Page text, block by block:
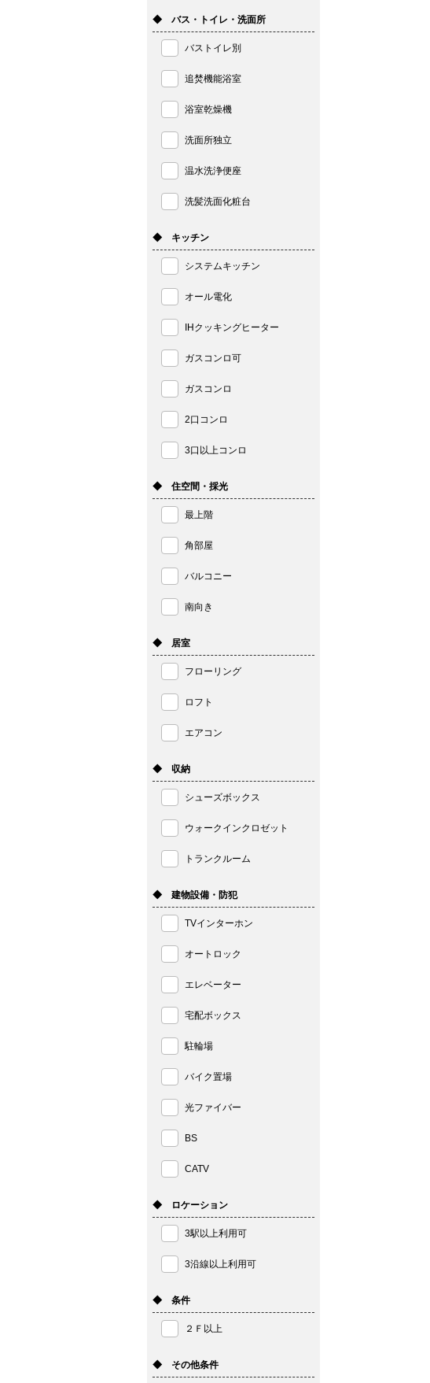
◆ バス・トイレ・洗面所
バストイレ別
追焚機能浴室
浴室乾燥機
洗面所独立
温水洗浄便座
洗髪洗面化粧台
◆ キッチン
システムキッチン
オール電化
IHクッキングヒーター
ガスコンロ可
ガスコンロ
2口コンロ
3口以上コンロ
◆ 住空間・採光
最上階
角部屋
バルコニー
南向き
◆ 居室
フローリング
ロフト
エアコン
◆ 収納
シューズボックス
ウォークインクロゼット
トランクルーム
◆ 建物設備・防犯
TVインターホン
オートロック
エレベーター
宅配ボックス
駐輪場
バイク置場
光ファイバー
BS
CATV
◆ ロケーション
3駅以上利用可
3沿線以上利用可
◆ 条件
２Ｆ以上
◆ その他条件